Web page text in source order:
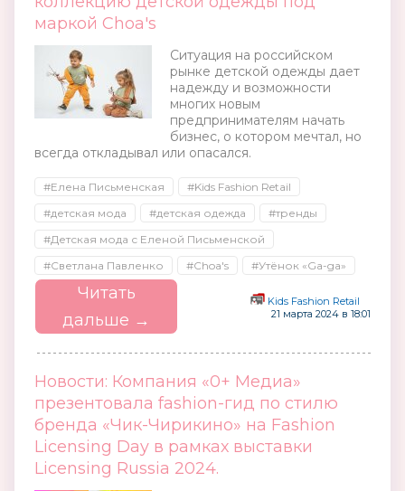
маркой Choa′s
Ситуация на российском
рынке детской одежды дает
надежду и возможности
многих новым
предпринимателям начать
бизнес, о котором мечтал, но
всегда откладывал или опасался.
#Елена Письменская
#Kids Fashion Retail
#детская мода
#детская одежда
#тренды
#Детская мода с Еленой Письменской
#Светлана Павленко
#Choa′s #Утёнок «Ga-ga»
Читать
дальше →
Kids Fashion Retail
21 марта 2024 в 18:01
Новости: Компания «0+ Медиа»
презентовала fashion-гид по стилю
бренда «Чик-Чирикино» на Fashion
Licensing Day в рамках выставки
Licensing Russia 2024.